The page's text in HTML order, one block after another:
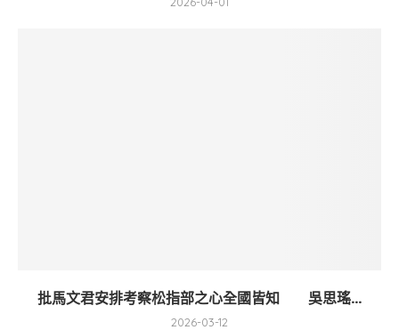
批馬文君安排考察松指部之心全國皆知 吳思瑤...
2026-03-12